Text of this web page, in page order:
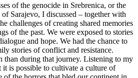
of the genocide in Srebrenica, or the
Sarajevo, I discussed – together with
challenges of creating shared memories
of the past. We were exposed to stories
and hope. We had the chance to
stories of conflict and resistance.
than during that journey. Listening to my
it is possible to cultivate a culture of